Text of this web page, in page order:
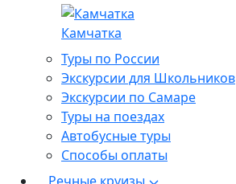
Камчатка
Туры по России
Экскурсии для Школьников
Экскурсии по Самаре
Туры на поездах
Автобусные туры
Способы оплаты